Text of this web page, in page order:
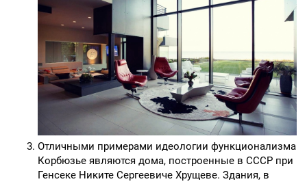
Отличными примерами идеологии функционализма
Корбюзье являются дома, построенные в СССР при
Генсеке Никите Сергеевиче Хрущеве. Здания, в